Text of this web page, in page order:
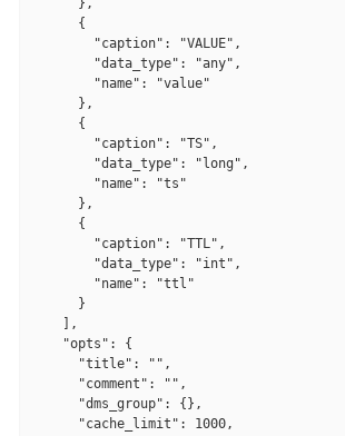
      {
        "caption": "VALUE",
        "data_type": "any",
        "name": "value"
      },
      {
        "caption": "TS",
        "data_type": "long",
        "name": "ts"
      },
      {
        "caption": "TTL",
        "data_type": "int",
        "name": "ttl"
      }
    ],
    "opts": {
      "title": "",
      "comment": "",
      "dms_group": {},
      "cache_limit": 1000,